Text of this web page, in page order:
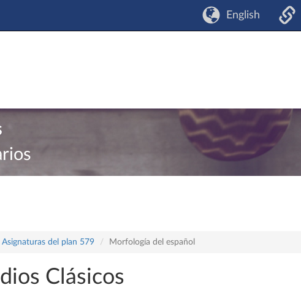
English
Asignaturas del plan 579 Morfología del español
Clásicos